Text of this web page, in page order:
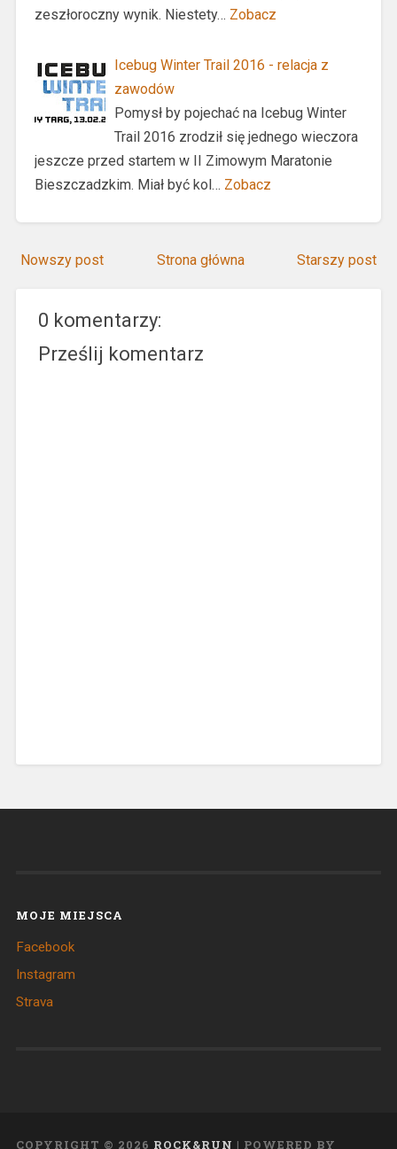
zeszłoroczny wynik. Niestety… Zobacz
Icebug Winter Trail 2016 - relacja z
zawodów
Pomysł by pojechać na Icebug Winter
Trail 2016 zrodził się jednego wieczora
jeszcze przed startem w II Zimowym Maratonie
Bieszczadzkim. Miał być kol… Zobacz
Nowszy post Starszy post
Strona główna
0 komentarzy:
Prześlij komentarz
MOJE MIEJSCA
Facebook
Instagram
Strava
COPYRIGHT © 2026 ROCK&RUN | POWERED BY